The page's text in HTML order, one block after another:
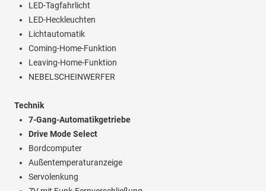
LED-Tagfahrlicht
LED-Heckleuchten
Lichtautomatik
Coming-Home-Funktion
Leaving-Home-Funktion
NEBELSCHEINWERFER
Technik
7-Gang-Automatikgetriebe
Drive Mode Select
Bordcomputer
Außentemperaturanzeige
Servolenkung